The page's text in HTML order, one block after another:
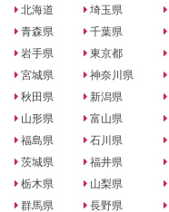
北海道
青森県
岩手県
宮城県
秋田県
山形県
福島県
茨城県
栃木県
群馬県
埼玉県
千葉県
東京都
神奈川県
新潟県
富山県
石川県
福井県
山梨県
長野県